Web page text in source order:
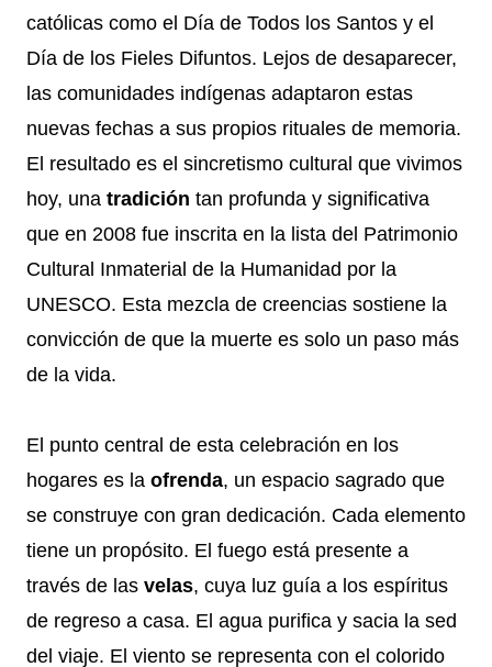
católicas como el Día de Todos los Santos y el
Día de los Fieles Difuntos. Lejos de desaparecer,
las comunidades indígenas adaptaron estas
nuevas fechas a sus propios rituales de memoria.
El resultado es el sincretismo cultural que vivimos
hoy, una tradición tan profunda y significativa
que en 2008 fue inscrita en la lista del Patrimonio
Cultural Inmaterial de la Humanidad por la
UNESCO. Esta mezcla de creencias sostiene la
convicción de que la muerte es solo un paso más
de la vida.
El punto central de esta celebración en los
hogares es la ofrenda, un espacio sagrado que
se construye con gran dedicación. Cada elemento
tiene un propósito. El fuego está presente a
través de las velas, cuya luz guía a los espíritus
de regreso a casa. El agua purifica y sacia la sed
del viaje. El viento se representa con el colorido